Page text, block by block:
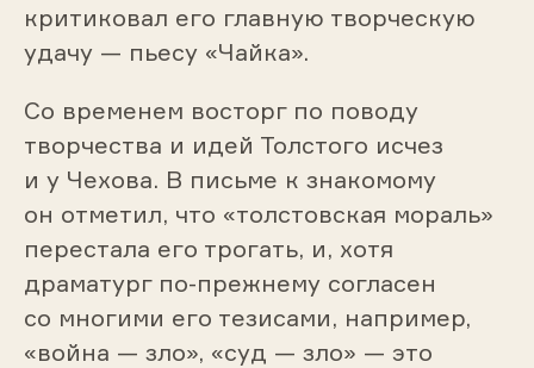
критиковал его главную творческую
удачу — пьесу «Чайка».
Со временем восторг по поводу
творчества и идей Толстого исчез
и у Чехова. В письме к знакомому
он отметил, что «толстовская мораль»
перестала его трогать, и, хотя
драматург по-прежнему согласен
со многими его тезисами, например,
«война — зло», «суд — зло» — это